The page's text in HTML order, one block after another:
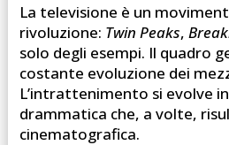
La televisione è un
rivoluzione: Twin Peaks,
solo degli esempi. Il quadro
costante evoluzione dei
L’intrattenimento si evolve
drammatica che, a volte,
cinematografica.